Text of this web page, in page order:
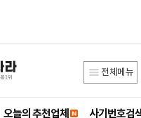
전체메뉴
오늘의 추천업체 사기번호검